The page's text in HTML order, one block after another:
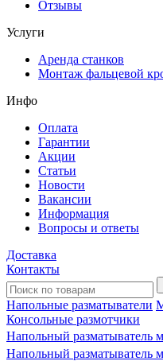
Отзывы
Услуги
Аренда станков
Монтаж фальцевой
Инфо
Оплата
Гарантии
Акции
Статьи
Новости
Вакансии
Информация
Вопросы и ответы
Доставка
Контакты
Напольные разматыватели
Консольные размотчики
Напольный разматыватель
Напольный разматыватель